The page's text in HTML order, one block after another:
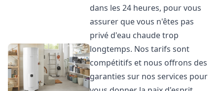
dans les 24 heures, pour vous
assurer que vous n'êtes pas
privé d'eau chaude trop
longtemps. Nos tarifs sont
compétitifs et nous offrons des
garanties sur nos services pour